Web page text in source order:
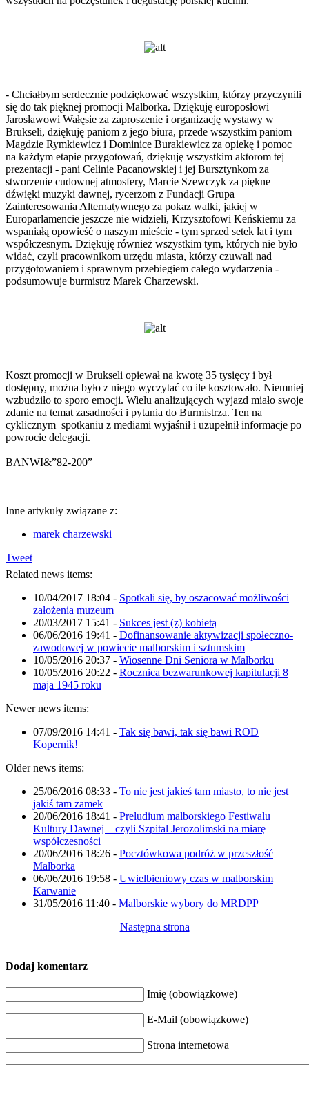
- Chciałbym serdecznie podziękować wszystkim, którzy przyczynili
się do tak pięknej promocji Malborka. Dziękuję europosłowi
Jarosławowi Wałęsie za zaproszenie i organizację wystawy w
Brukseli, dziękuję paniom z jego biura, przede wszystkim paniom
Magdzie Rymkiewicz i Dominice Burakiewicz za opiekę i pomoc
na każdym etapie przygotowań, dziękuję wszystkim aktorom tej
prezentacji - pani Celinie Pacanowskiej i jej Bursztynkom za
stworzenie cudownej atmosfery, Marcie Szewczyk za piękne
dźwięki muzyki dawnej, rycerzom z Fundacji Grupa
Zainteresowania Alternatywnego za pokaz walki, jakiej w
Europarlamencie jeszcze nie widzieli, Krzysztofowi Keńskiemu za
wspaniałą opowieść o naszym mieście - tym sprzed setek lat i tym
współczesnym. Dziękuję również wszystkim tym, których nie było
widać, czyli pracownikom urzędu miasta, którzy czuwali nad
przygotowaniem i sprawnym przebiegiem całego wydarzenia -
podsumowuje burmistrz Marek Charzewski.
Koszt promocji w Brukseli opiewał na kwotę 35 tysięcy i był
dostępny, można było z niego wyczytać co ile kosztowało. Niemniej
wzbudziło to sporo emocji. Wielu analizujących wyjazd miało swoje
zdanie na temat zasadności i pytania do Burmistrza. Ten na
cyklicznym spotkaniu z mediami wyjaśnił i uzupełnił informacje po
powrocie delegacji.
BANWI&”82-200”
Inne artykuły związane z:
marek charzewski
Tweet
Related news items:
10/04/2017 18:04 - Spotkali się, by oszacować możliwości
założenia muzeum
20/03/2017 15:41 - Sukces jest (z) kobietą
06/06/2016 19:41 - Dofinansowanie aktywizacji społeczno-
zawodowej w powiecie malborskim i sztumskim
10/05/2016 20:37 - Wiosenne Dni Seniora w Malborku
10/05/2016 20:22 - Rocznica bezwarunkowej kapitulacji 8
maja 1945 roku
Newer news items:
07/09/2016 14:41 - Tak się bawi, tak się bawi ROD
Kopernik!
Older news items:
25/06/2016 08:33 - To nie jest jakieś tam miasto, to nie jest
jakiś tam zamek
20/06/2016 18:41 - Preludium malborskiego Festiwalu
Kultury Dawnej – czyli Szpital Jerozolimski na miarę
współczesności
20/06/2016 18:26 - Pocztówkowa podróż w przeszłość
Malborka
06/06/2016 19:58 - Uwielbieniowy czas w malborskim
Karwanie
31/05/2016 11:40 - Malborskie wybory do MRDPP
Następna strona
Dodaj komentarz
Imię (obowiązkowe)
E-Mail (obowiązkowe)
Strona internetowa